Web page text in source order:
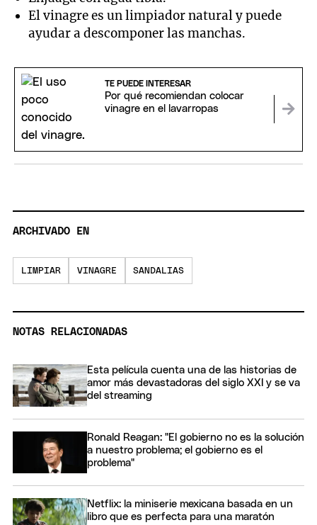
El vinagre es un limpiador natural y puede
ayudar a descomponer las manchas.
TE PUEDE INTERESAR
Por qué recomiendan colocar
vinagre en el lavarropas
ARCHIVADO EN
LIMPIAR VINAGRE SANDALIAS
NOTAS RELACIONADAS
Esta película cuenta una de las historias de
amor más devastadoras del siglo XXI y se va
del streaming
Ronald Reagan: "El gobierno no es la solución
a nuestro problema; el gobierno es el
problema"
Netflix: la miniserie mexicana basada en un
libro que es perfecta para una maratón